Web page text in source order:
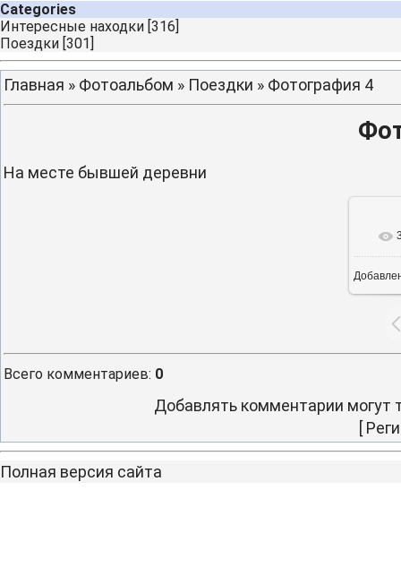
Categories
Интересные находки [316]
Поездки [301]
Главная » Фотоальбом » Поездки » Фотография 4
На месте бывшей деревни
Всего комментариев: 0
Добавлять комментарии могут
[
Полная версия сайта